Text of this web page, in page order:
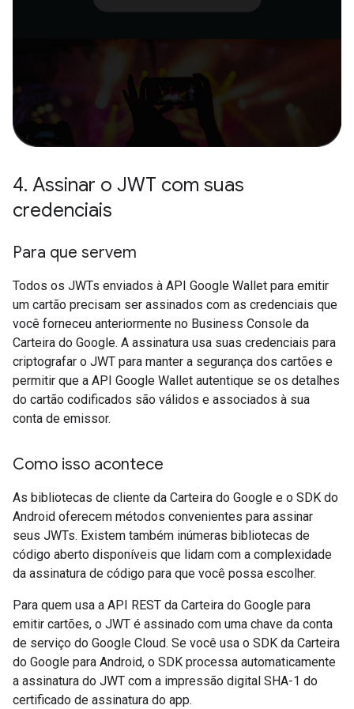
4. Assinar o JWT com suas
credenciais
Para que servem
Todos os JWTs enviados à API Google Wallet para emitir
um cartão precisam ser assinados com as credenciais que
você forneceu anteriormente no Business Console da
Carteira do Google. A assinatura usa suas credenciais para
criptografar o JWT para manter a segurança dos cartões e
permitir que a API Google Wallet autentique se os detalhes
do cartão codificados são válidos e associados à sua
conta de emissor.
Como isso acontece
As bibliotecas de cliente da Carteira do Google e o SDK do
Android oferecem métodos convenientes para assinar
seus JWTs. Existem também inúmeras bibliotecas de
código aberto disponíveis que lidam com a complexidade
da assinatura de código para que você possa escolher.
Para quem usa a API REST da Carteira do Google para
emitir cartões, o JWT é assinado com uma chave da conta
de serviço do Google Cloud. Se você usa o SDK da Carteira
do Google para Android, o SDK processa automaticamente
a assinatura do JWT com a impressão digital SHA-1 do
certificado de assinatura do app.